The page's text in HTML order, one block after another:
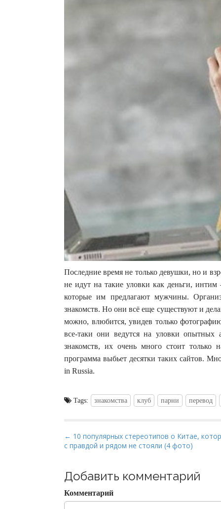
Последние время не только девушки, но и
не идут на такие уловки как деньги,
которые им предлагают мужчины.
знакомств. Но они всё еще существуют и
можно, влюбится, увидев только
все-таки они ведутся на уловки опытных
знакомств, их очень много стоит только
программа выбьет десятки таких сайтов.
in Russia.
Tags: знакомства клуб парни перевод
P
o
t
n
a
← 10 популярных стереотипов о Китае,
c правдой и рядом не стояли (4 фото)
Добавить комментарий
Комментарий